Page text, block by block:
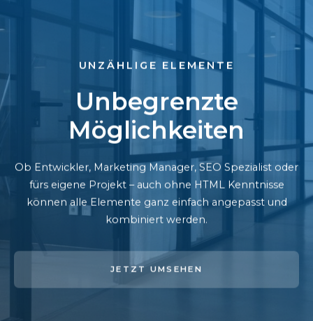
UNZÄHLIGE ELEMENTE
Unbegrenzte
Möglichkeiten
Ob Entwickler, Marketing Manager, SEO Spezialist oder
fürs eigene Projekt – auch ohne HTML Kenntnisse
können alle Elemente ganz einfach angepasst und
kombiniert werden.
JETZT UMSEHEN